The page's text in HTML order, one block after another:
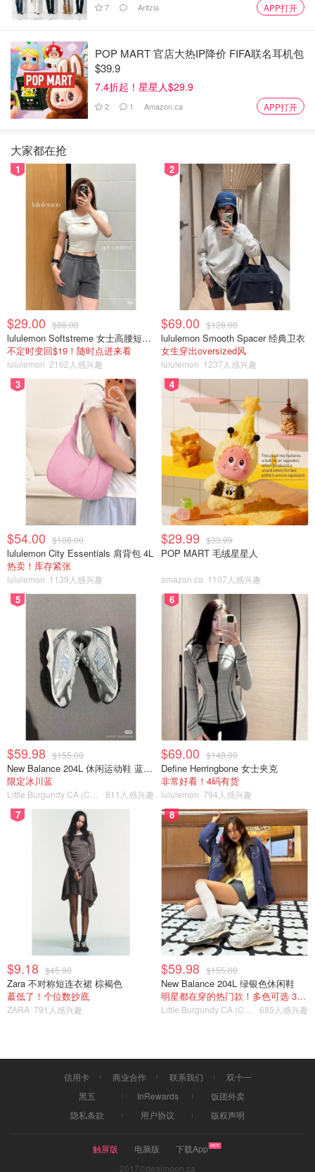
Everdure 的 Cube 便携式木炭烤架有很多用处。它足够
级储物托盘和准备板，用于在调味料中挖掘肉类或切丁蔬
菜。Cube 看起来也不错，并且有多种颜色可供选择。
图片来自官网，版权属原作者
Everdure Cube 便携式烤架
$370.10
Amazon.ca
6.吉列胡须修剪器
吉列 (Gillette) 可以提供多用途造型器：集防水修剪器、修
边器和剃须刀于一身。
胡须修剪器套件包括三个梳子附件（2、4 和 6 毫米），可
以使用它们来定制胡须长度，以及一个剃须附件，可与任何
吉列五刀片或 SkinGuard 剃须刀替换装配合使用，因此可
以随时使用是时候刮胡子了。修剪器本身也是防水和淋浴安
全的。
Gillette 多用途剃须、修容
$19.99
Amazon.ca
购买
7. 园艺工具套装
该工具组有外部口袋，方便取用工具。这种符合人体工程学
的设计可帮助您轻松使用工具袋。它配有一个特殊的口袋，
可放置的移动设备，使其成为适合任何场合和所爱之人的完
美礼物。
7 Aritzia APP打开
POP MART 官店大热IP降价 FIFA联名耳机包
$39.9
7.4折起！星星人$29.9
2 1 Amazon.ca APP打开
大家都在抢
1
$29.00 $88.00
lululemon Softstreme 女士高腰短裤 10cm
不定时变回$19！随时点进来看
lululemon 2162人感兴趣
2
$69.00 $128.00
lululemon Smooth Spacer 经典卫衣
女生穿出oversized风
lululemon 1237人感兴趣
3
$54.00 $108.00
lululemon City Essentials 肩背包 4L
热卖！库存紧张
lululemon 1139人感兴趣
4
$29.99 $33.99
POP MART 毛绒星星人
amazon.ca 1107人感兴趣
5
$59.98 $155.00
New Balance 204L 休闲运动鞋 蓝银色
限定冰川蓝
811人感兴趣
6
$69.00 $148.00
Define Herringbone 女士夹克
非常好看！4码有货
lululemon 794人感兴趣
7
$9.18 $45.90
Zara 不对称短连衣裙 棕褐色
蕞低了！个位数抄底
ZARA 791人感兴趣
8
$59.98 $155.00
New Balance 204L 绿银色休闲鞋
明星都在穿的热门款！多色可选 3.8折
685人感兴趣
信用卡 商业合作 联系我们
双十一
黑五
InRewards
饭团外卖
隐私条款
用户协议 版权声明
触屏版 电脑版
下载App
2017©dealmoon.ca